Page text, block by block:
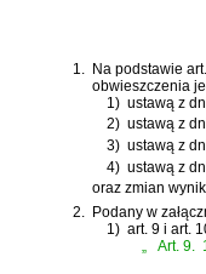
1. Na podstawie
obwieszczenia
1) ustawą z
2) ustawą z
3) ustawą z
4) ustawą z
oraz zmian
2. Podany w
1) art. 9 i art.
„
Art. 9.